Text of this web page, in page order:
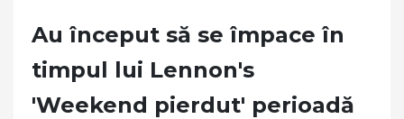
Au început să se împace în
timpul lui Lennon's
'Weekend pierdut' perioadă